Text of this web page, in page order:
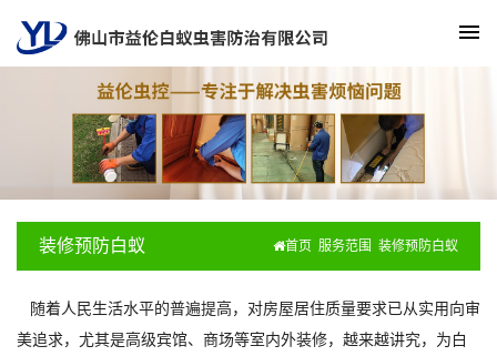
装修预防白蚁 首页 服务范围 装修预防白蚁
随着人民生活水平的普遍提高，对房屋居住质量要求已从实用向审
美追求，尤其是高级宾馆、商场等室内外装修，越来越讲究，为白